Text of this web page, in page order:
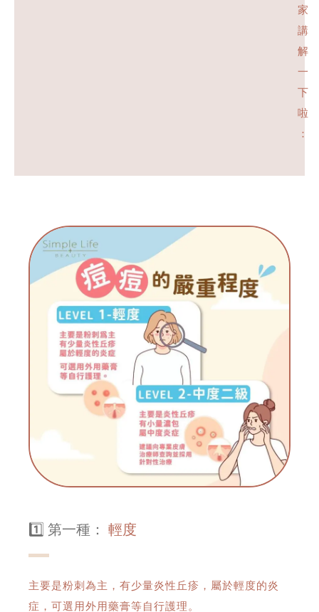
家
講
解
一
下
啦
：
1️⃣ 第一種： 輕度
主要是粉刺為主，有少量炎性丘疹，屬於輕度的炎
症，可選用外用藥膏等自行護理。